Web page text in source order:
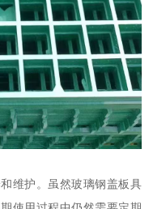
维护。虽然玻璃钢盖板具